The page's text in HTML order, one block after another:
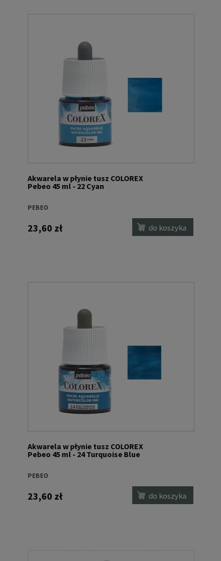
Akwarela w płynie tusz COLOREX
Pebeo 45 ml - 22 Cyan
PEBEO
23,60 zł do koszyka
Akwarela w płynie tusz COLOREX
Pebeo 45 ml - 24 Turquoise Blue
PEBEO
23,60 zł do koszyka